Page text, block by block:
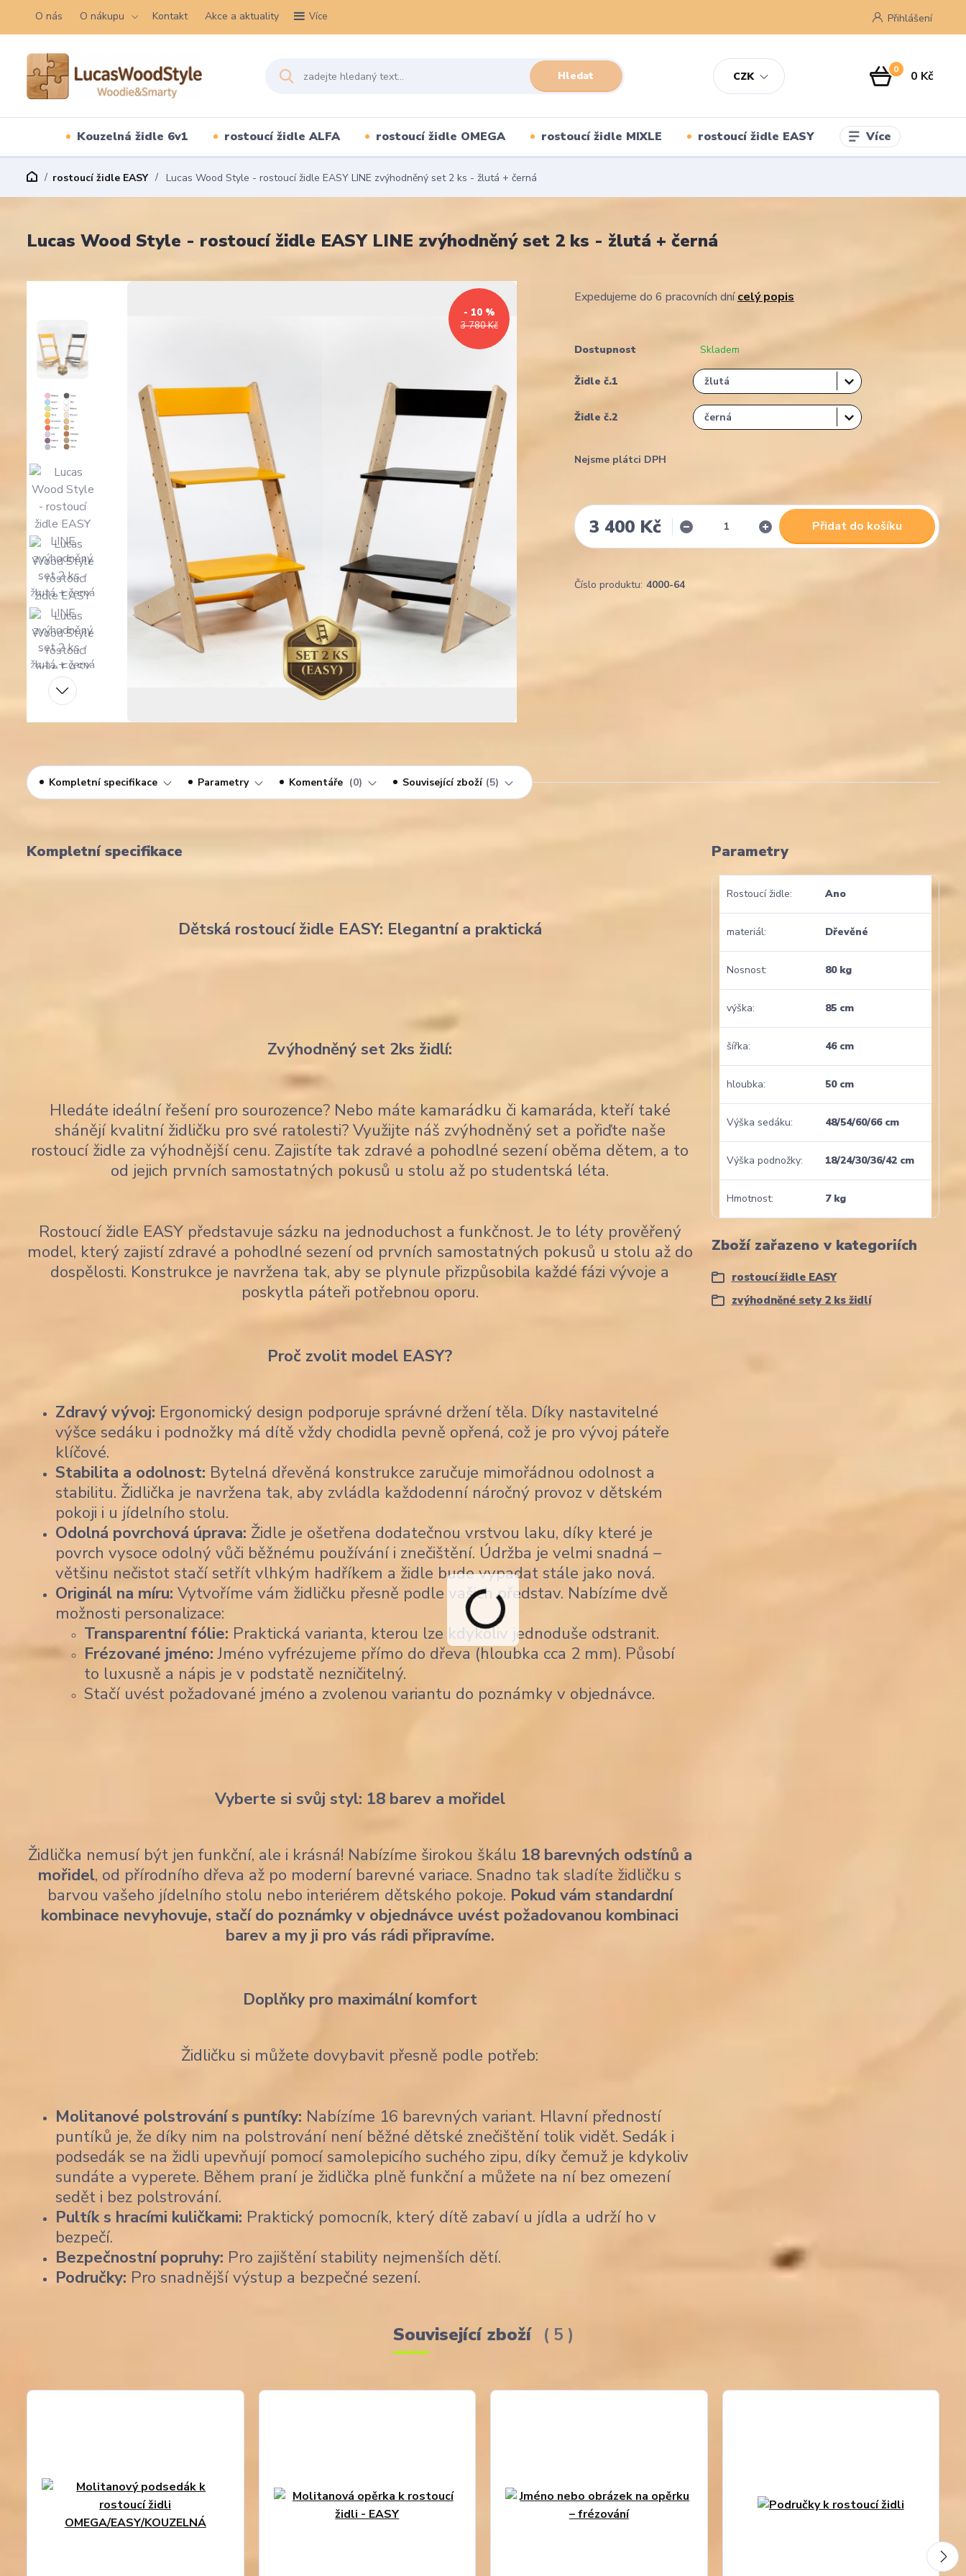
O nás O nákupu Kontakt Akce a aktuality Více
CZK
Přihlášení
Hledat 0 0 Kč
Kouzelná židle 6v1 rostoucí židle ALFA rostoucí židle OMEGA rostoucí židle MIXLE rostoucí židle EASY Více
rostoucí židle EASY Lucas Wood Style - rostoucí židle EASY LINE zvýhodněný set 2 ks - žlutá + černá
Lucas Wood Style - rostoucí židle EASY LINE zvýhodněný set 2 ks - žlutá + černá
3 780 Kč
- 10 %
Expedujeme do 6 pracovních dnícelý popis
Dostupnost Skladem
Židle č.1
Židle č.2
Nejsme plátci DPH
3 400 Kč Přidat do košíku
Číslo produktu: 4000-64
Kompletní specifikace Parametry Komentáře 0 Související zboží 5
Kompletní specifikace
Dětská rostoucí židle EASY: Elegantní a praktická
Zvýhodněný set 2ks židlí:
Hledáte ideální řešení pro sourozence? Nebo máte kamarádku či kamaráda, kteří také
shánějí kvalitní židličku pro své ratolesti? Využijte náš zvýhodněný set a pořiďte naše
rostoucí židle za výhodnější cenu. Zajistíte tak zdravé a pohodlné sezení oběma dětem, a to
od jejich prvních samostatných pokusů u stolu až po studentská léta.
Rostoucí židle EASY představuje sázku na jednoduchost a funkčnost. Je to léty prověřený
model, který zajistí zdravé a pohodlné sezení od prvních samostatných pokusů u stolu až do
dospělosti. Konstrukce je navržena tak, aby se plynule přizpůsobila každé fázi vývoje a
poskytla páteři potřebnou oporu.
Proč zvolit model EASY?
Zdravý vývoj: Ergonomický design podporuje správné držení těla. Díky nastavitelné
výšce sedáku i podnožky má dítě vždy chodidla pevně opřená, což je pro vývoj páteře
klíčové.
Stabilita a odolnost: Bytelná dřevěná konstrukce zaručuje mimořádnou odolnost a
stabilitu. Židlička je navržena tak, aby zvládla každodenní náročný provoz v dětském
pokoji i u jídelního stolu.
Odolná povrchová úprava: Židle je ošetřena dodatečnou vrstvou laku, díky které je
povrch vysoce odolný vůči běžnému používání i znečištění. Údržba je velmi snadná –
většinu nečistot stačí setřít vlhkým hadříkem a židle bude vypadat stále jako nová.
Originál na míru: Vytvoříme vám židličku přesně podle vašich představ. Nabízíme dvě
možnosti personalizace:
Transparentní fólie: Praktická varianta, kterou lze kdykoliv jednoduše odstranit.
Frézované jméno:Jméno vyfrézujeme přímo do dřeva (hloubka cca 2 mm). Působí
to luxusně a nápis je v podstatě nezničitelný.
Stačí uvést požadované jméno a zvolenou variantu do poznámky v objednávce.
Vyberte si svůj styl: 18 barev a mořidel
Židlička nemusí být jen funkční, ale i krásná! Nabízíme širokou škálu 18 barevných odstínů a
mořidel, od přírodního dřeva až po moderní barevné variace. Snadno tak sladíte židličku s
barvou vašeho jídelního stolu nebo interiérem dětského pokoje. Pokud vám standardní
kombinace nevyhovuje, stačí do poznámky v objednávce uvést požadovanou kombinaci
barev a my ji pro vás rádi připravíme.
Doplňky pro maximální komfort
Židličku si můžete dovybavit přesně podle potřeb:
Molitanové polstrování s puntíky: Nabízíme 16 barevných variant. Hlavní předností
puntíků je, že díky nim na polstrování není běžné dětské znečištění tolik vidět. Sedák i
podsedák se na židli upevňují pomocí samolepicího suchého zipu, díky čemuž je kdykoliv
sundáte a vyperete. Během praní je židlička plně funkční a můžete na ní bez omezení
sedět i bez polstrování.
Pultík s hracími kuličkami: Praktický pomocník, který dítě zabaví u jídla a udrží ho v
bezpečí.
Bezpečnostní popruhy: Pro zajištění stability nejmenších dětí.
Područky: Pro snadnější výstup a bezpečné sezení.
Parametry
Rostoucí židle Ano
materiál Dřevěné
Nosnost 80 kg
výška 85 cm
šířka 46 cm
hloubka 50 cm
Výška sedáku 48/54/60/66 cm
Výška podnožky 18/24/30/36/42 cm
Hmotnost 7 kg
Zboží zařazeno v kategoriích
rostoucí židle EASY
zvýhodněné sety 2 ks židlí
Související zboží 5